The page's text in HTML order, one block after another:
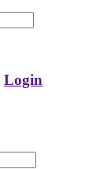
Login